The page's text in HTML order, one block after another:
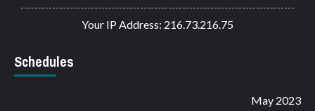
Your IP Address: 216.73.216.75
Schedules
May 2023